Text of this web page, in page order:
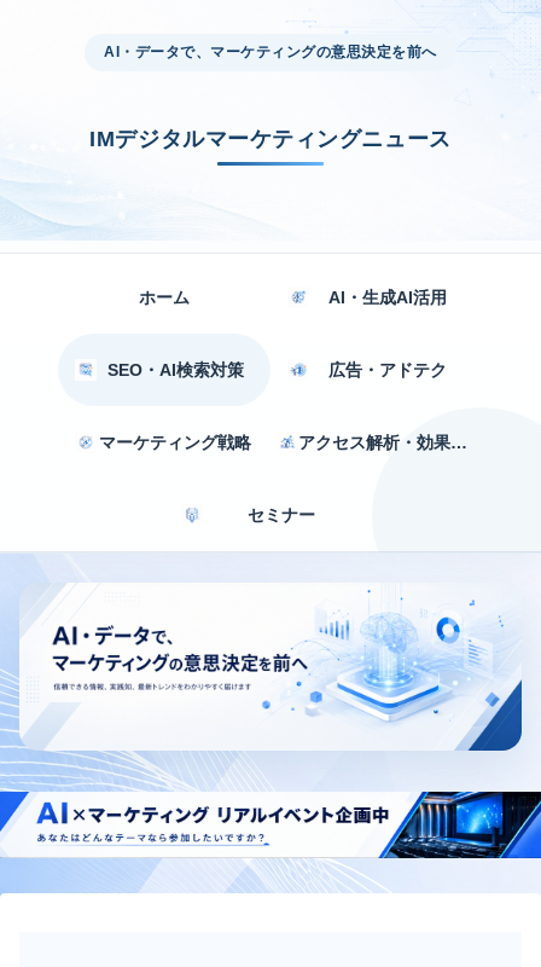
AI・データで、マーケティングの意思決定を前へ
IMデジタルマーケティングニュース
ホーム AI・生成AI活用
SEO・AI検索対策 広告・アドテク
マーケティング戦略 アクセス解析・効果測定
セミナー